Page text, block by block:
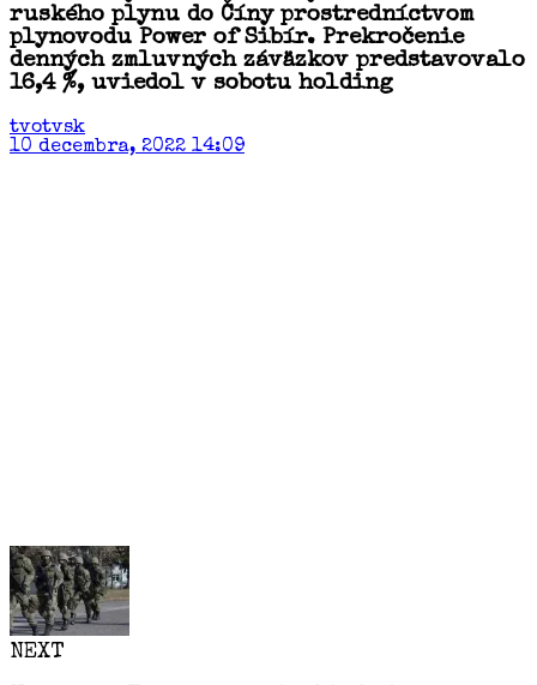
ruského plynu do Číny prostredníctvom
plynovodu Power of Sibír. Prekročenie
denných zmluvných záväzkov predstavovalo
16,4 %, uviedol v sobotu holding
tvotvsk
10 decembra, 2022 14:09
NEXT